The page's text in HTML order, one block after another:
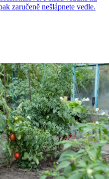
zaručeně nešlápnete vedle.